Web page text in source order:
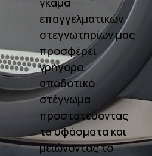
επαγγελματικών
στεγνωτηρίων μας
προσφέρει
γρήγορο,
αποδοτικό
στέγνωμα
προστατεύοντας
τα υφάσματα και
μειώνοντας το